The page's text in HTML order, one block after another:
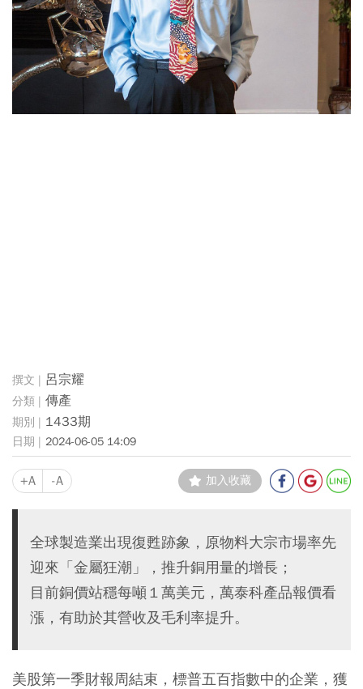
呂宗耀
傳產
1433期
2024-06-05 14:09
+A -A 加入收藏
全球製造業出現復甦跡象，原物料大宗市場率先
迎來「金屬狂潮」，推升銅用量的增長；
目前銅價站穩每噸１萬美元，萬泰科產品報價看
漲，有助於其營收及毛利率提升。
美股第一季財報周結束，標普五百指數中的企業，獲